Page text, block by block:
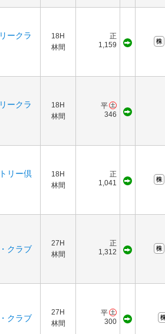
ークラ
18H
林間
正
1,159
ークラ
18H
林間
平
346
リー倶
18H
林間
正
1,041
クラブ
27H
林間
正
1,312
クラブ
27H
林間
平
300